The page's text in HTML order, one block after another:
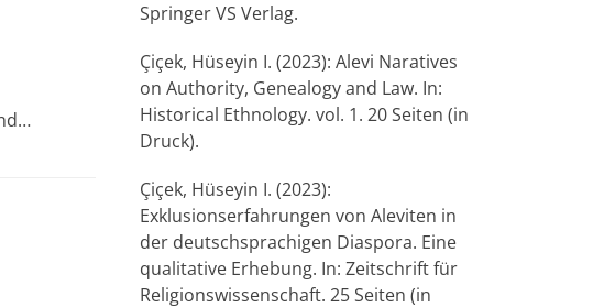
Springer VS Verlag.
Çiçek, Hüseyin I. (2023): Alevi Naratives
on Authority, Genealogy and Law. In:
Historical Ethnology. vol. 1. 20 Seiten (in
Druck).
Çiçek, Hüseyin I. (2023):
Exklusionserfahrungen von Aleviten in
der deutschsprachigen Diaspora. Eine
qualitative Erhebung. In: Zeitschrift für
Religionswissenschaft. 25 Seiten (in